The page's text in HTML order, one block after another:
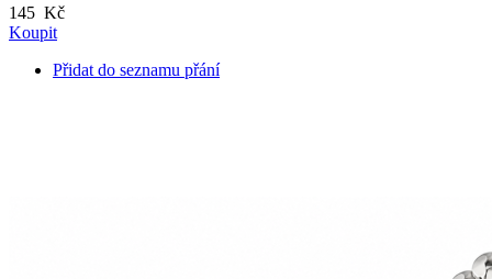
145 Kč
Koupit
Přidat do seznamu přání